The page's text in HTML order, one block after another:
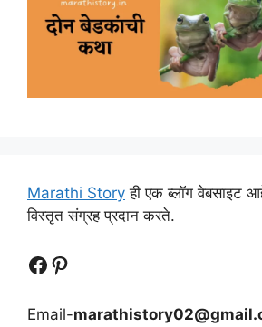
Marathi Story ही एक ब्लॉग वेबसाइट
विस्तृत संग्रह प्रदान करते.
Follow UsFollow us
Email-